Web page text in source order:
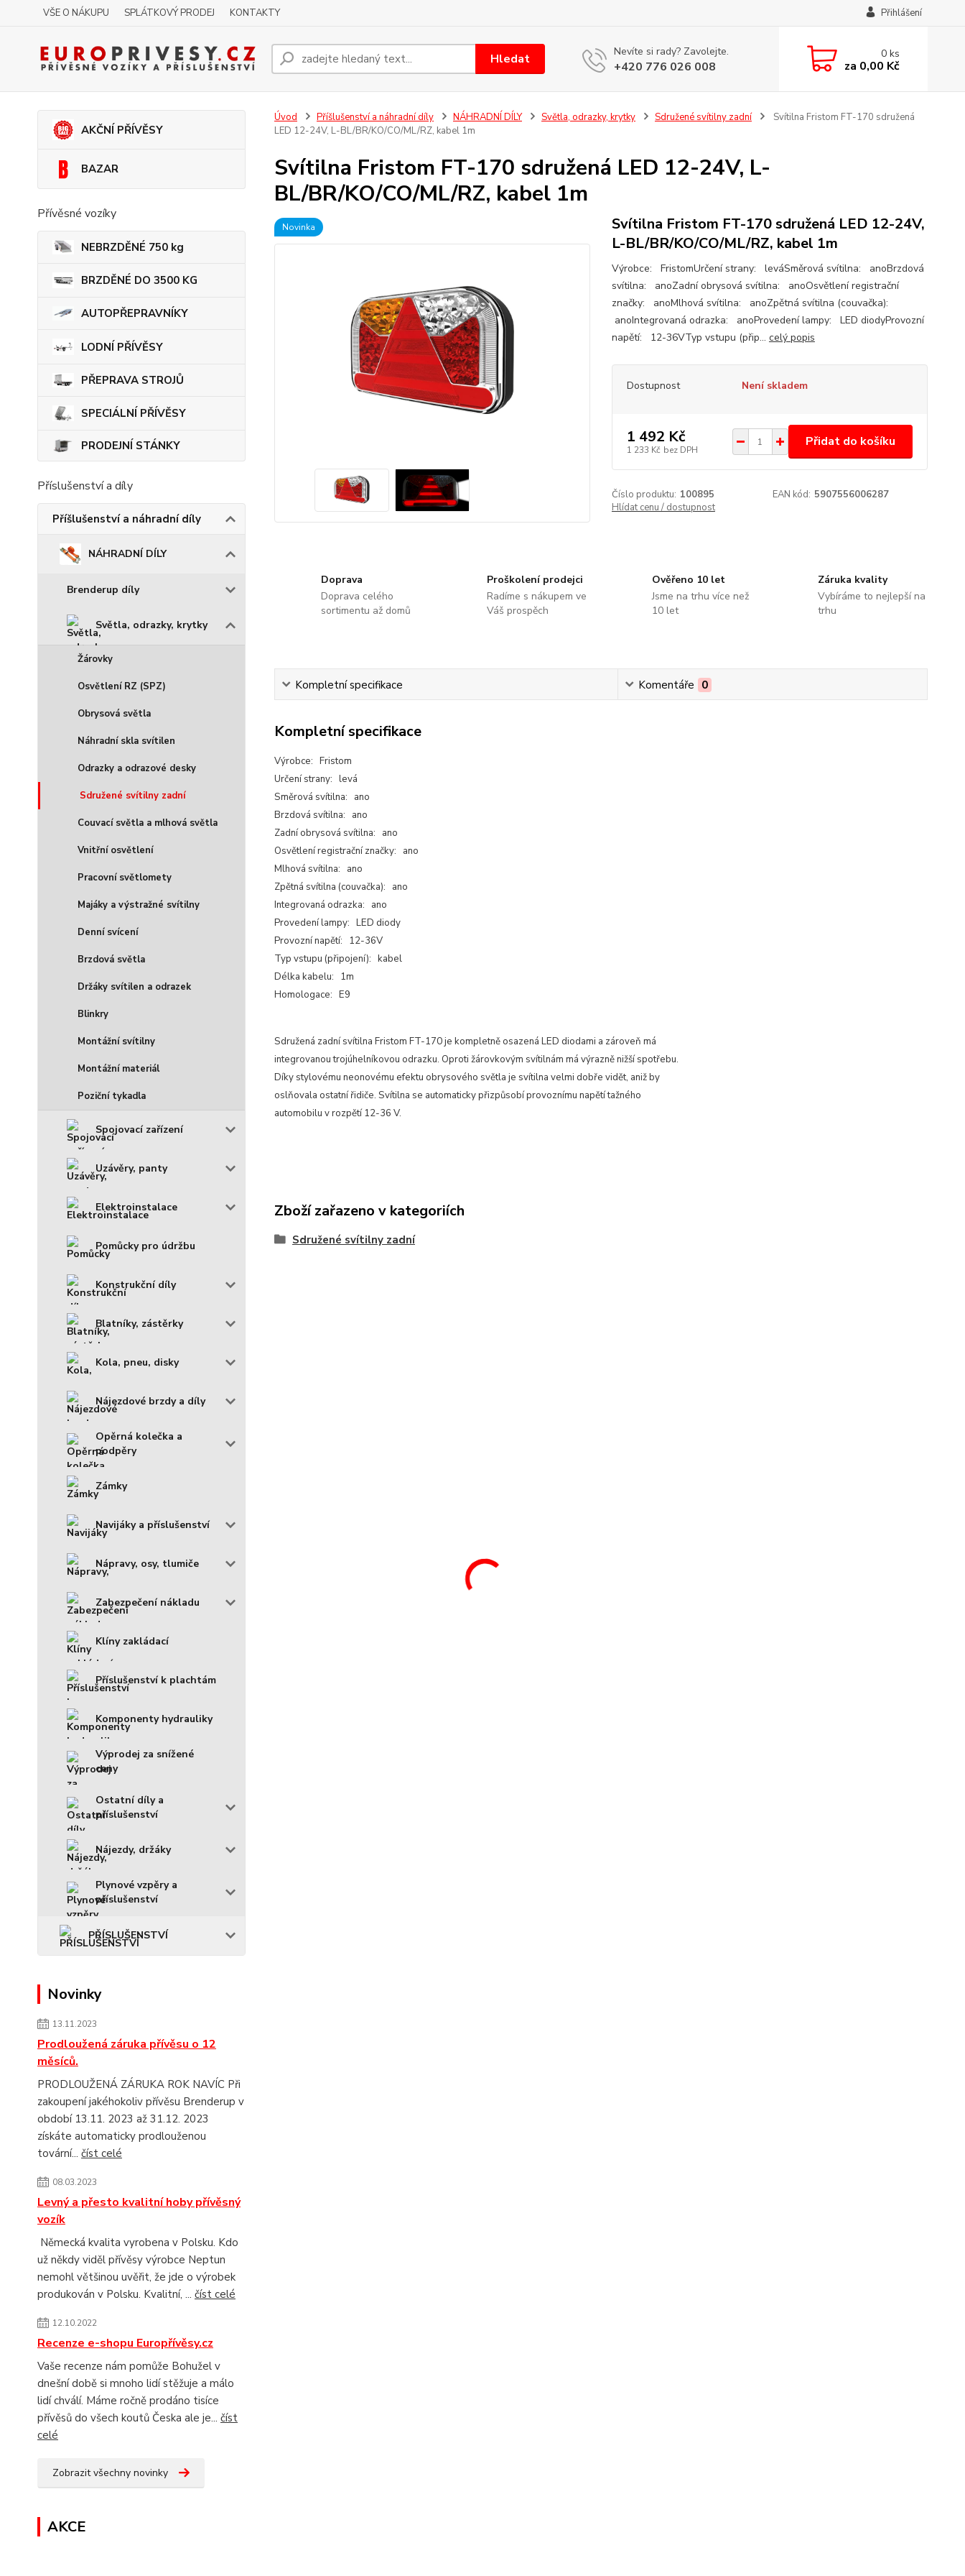
VŠE O NÁKUPU SPLÁTKOVÝ PRODEJ KONTAKTY Přihlášení
Hledat Nevíte si rady? Zavolejte.
+420 776 026 008
0ks
za 0,00 Kč
AKČNÍ PŘÍVĚSY
BAZAR
Přívěsné vozíky
NEBRZDĚNÉ 750 kg
BRZDĚNÉ DO 3500 KG
AUTOPŘEPRAVNÍKY
LODNÍ PŘÍVĚSY
PŘEPRAVA STROJŮ
SPECIÁLNÍ PŘÍVĚSY
PRODEJNÍ STÁNKY
Příslušenství a díly
Příšlušenství a náhradní díly
NÁHRADNÍ DÍLY
Brenderup díly
Světla, odrazky, krytky
Žárovky
Osvětlení RZ (SPZ)
Obrysová světla
Náhradní skla svítilen
Odrazky a odrazové desky
Sdružené svítilny zadní
Couvací světla a mlhová světla
Vnitřní osvětlení
Pracovní světlomety
Majáky a výstražné svítilny
Denní svícení
Brzdová světla
Držáky svítilen a odrazek
Blinkry
Montážní svítilny
Montážní materiál
Poziční tykadla
Spojovací zařízení
Uzávěry, panty
Elektroinstalace
Pomůcky pro údržbu
Konstrukční díly
Blatníky, zástěrky
Kola, pneu, disky
Nájezdové brzdy a díly
Opěrná kolečka a
podpěry
Zámky
Navijáky a příslušenství
Nápravy, osy, tlumiče
Zabezpečení nákladu
Klíny zakládací
Příslušenství k plachtám
Komponenty hydrauliky
Výprodej za snížené
ceny
Ostatní díly a
příslušenství
Nájezdy, držáky
Plynové vzpěry a
příslušenství
PŘÍSLUŠENSTVÍ
Novinky
13.11.2023
Prodloužená záruka přívěsu o 12
měsíců.
PRODLOUŽENÁ ZÁRUKA ROK NAVÍC Při
zakoupení jakéhokoliv přívěsu Brenderup v
období 13.11. 2023 až 31.12. 2023
získáte automaticky prodlouženou
tovární... číst celé
08.03.2023
Levný a přesto kvalitní hoby přívěsný
vozík
Německá kvalita vyrobena v Polsku. Kdo
už někdy viděl přívěsy výrobce Neptun
nemohl většinou uvěřit, že jde o výrobek
produkován v Polsku. Kvalitní, ... číst celé
12.10.2022
Recenze e-shopu Europřívěsy.cz
Vaše recenze nám pomůže Bohužel v
dnešní době si mnoho lidí stěžuje a málo
lidí chválí. Máme ročně prodáno tisíce
přívěsů do všech koutů Česka ale je... číst
celé
Zobrazit všechny novinky
AKCE
Úvod Příšlušenství a náhradní díly NÁHRADNÍ DÍLY Světla, odrazky, krytky Sdružené svítilny zadní
Svítilna Fristom FT-170 sdružená
LED 12-24V, L-BL/BR/KO/CO/ML/RZ, kabel 1m
Svítilna Fristom FT-170 sdružená LED 12-24V, L-
BL/BR/KO/CO/ML/RZ, kabel 1m
Novinka
Svítilna Fristom FT-170 sdružená LED 12-24V,
L-BL/BR/KO/CO/ML/RZ, kabel 1m
Výrobce: FristomUrčení strany: leváSměrová svítilna: anoBrzdová
svítilna: anoZadní obrysová svítilna: anoOsvětlení registrační
značky: anoMlhová svítilna: anoZpětná svítilna (couvačka):
anoIntegrovaná odrazka: anoProvedení lampy: LED diodyProvozní
napětí: 12-36VTyp vstupu (přip... celý popis
Dostupnost Není skladem
1 492 Kč
1 233 Kč bez DPH
Přidat do košíku
Číslo produktu: 100895 EAN kód: 5907556006287
Hlídat cenu / dostupnost
Doprava
Doprava celého
sortimentu až domů
Proškolení prodejci
Radíme s nákupem ve
Váš prospěch
Ověřeno 10 let
Jsme na trhu více než
10 let
Záruka kvality
Vybíráme to nejlepší na
trhu
Kompletní specifikace Komentáře 0
Kompletní specifikace
Výrobce: Fristom
Určení strany: levá
Směrová svítilna: ano
Brzdová svítilna: ano
Zadní obrysová svítilna: ano
Osvětlení registrační značky: ano
Mlhová svítilna: ano
Zpětná svítilna (couvačka): ano
Integrovaná odrazka: ano
Provedení lampy: LED diody
Provozní napětí: 12-36V
Typ vstupu (připojení): kabel
Délka kabelu: 1m
Homologace: E9
Sdružená zadní svítilna Fristom FT-170 je kompletně osazená LED diodami a zároveň má
integrovanou trojúhelníkovou odrazku. Oproti žárovkovým svítilnám má výrazně nižší spotřebu.
Díky stylovému neonovému efektu obrysového světla je svítilna velmi dobře vidět, aniž by
oslňovala ostatní řidiče. Svítilna se automaticky přizpůsobí provoznímu napětí tažného
automobilu v rozpětí 12-36 V.
Zboží zařazeno v kategoriích
Sdružené svítilny zadní